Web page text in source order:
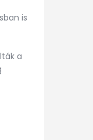
is
a